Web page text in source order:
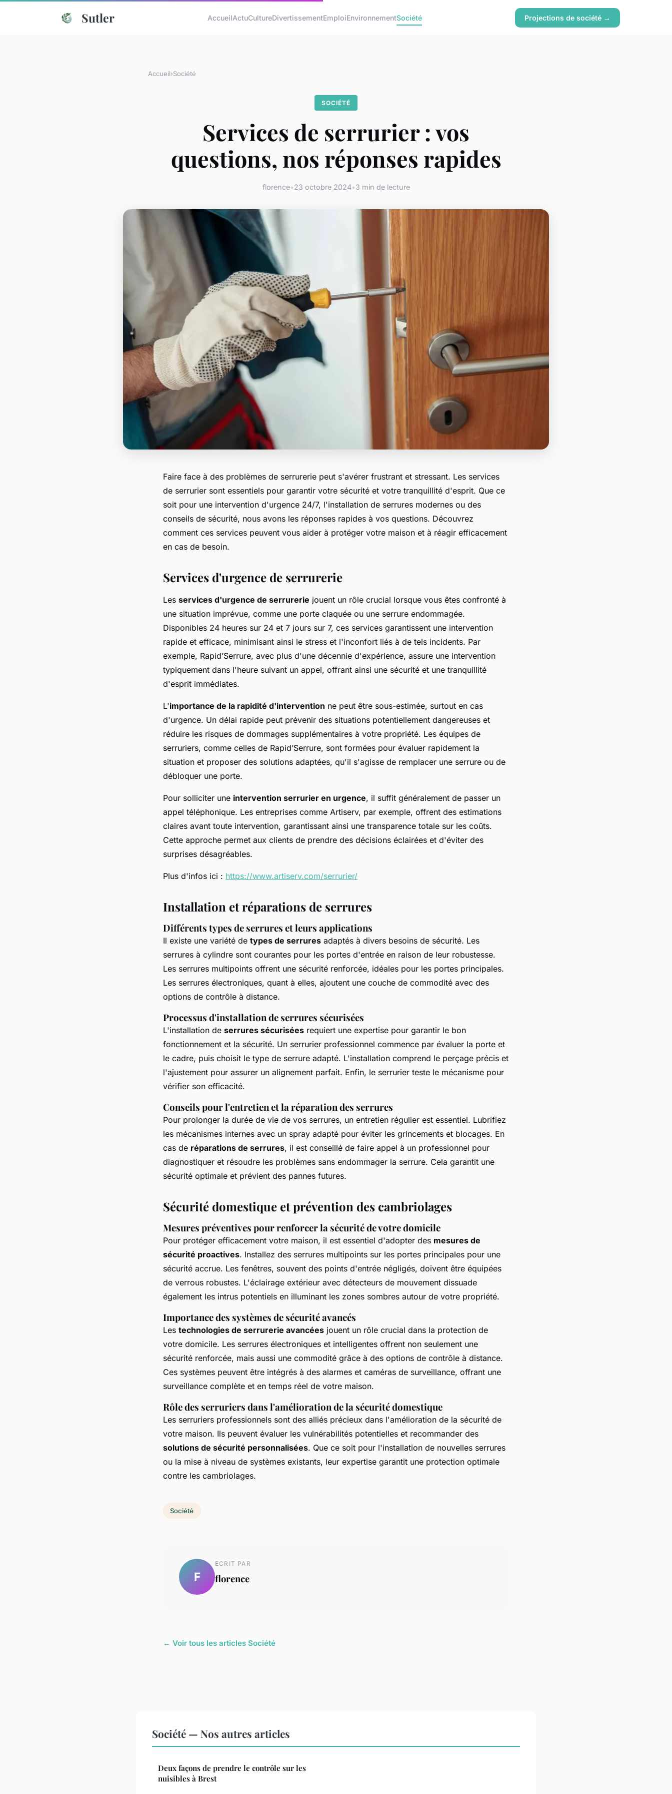
Sutler AccueilActuCultureDivertissementEmploiEnvironnementSociété Projections de société →
Accueil›Société
SOCIÉTÉ
Services de serrurier : vos
questions, nos réponses rapides
florence•23 octobre 2024•3 min de lecture
Faire face à des problèmes de serrurerie peut s'avérer frustrant et stressant. Les services
de serrurier sont essentiels pour garantir votre sécurité et votre tranquillité d'esprit. Que ce
soit pour une intervention d'urgence 24/7, l'installation de serrures modernes ou des
conseils de sécurité, nous avons les réponses rapides à vos questions. Découvrez
comment ces services peuvent vous aider à protéger votre maison et à réagir efficacement
en cas de besoin.
Services d'urgence de serrurerie
Les services d'urgence de serrurerie jouent un rôle crucial lorsque vous êtes confronté à
une situation imprévue, comme une porte claquée ou une serrure endommagée.
Disponibles 24 heures sur 24 et 7 jours sur 7, ces services garantissent une intervention
rapide et efficace, minimisant ainsi le stress et l'inconfort liés à de tels incidents. Par
exemple, Rapid’Serrure, avec plus d'une décennie d'expérience, assure une intervention
typiquement dans l'heure suivant un appel, offrant ainsi une sécurité et une tranquillité
d'esprit immédiates.
L'importance de la rapidité d'intervention ne peut être sous-estimée, surtout en cas
d'urgence. Un délai rapide peut prévenir des situations potentiellement dangereuses et
réduire les risques de dommages supplémentaires à votre propriété. Les équipes de
serruriers, comme celles de Rapid’Serrure, sont formées pour évaluer rapidement la
situation et proposer des solutions adaptées, qu'il s'agisse de remplacer une serrure ou de
débloquer une porte.
Pour solliciter une intervention serrurier en urgence, il suffit généralement de passer un
appel téléphonique. Les entreprises comme Artiserv, par exemple, offrent des estimations
claires avant toute intervention, garantissant ainsi une transparence totale sur les coûts.
Cette approche permet aux clients de prendre des décisions éclairées et d'éviter des
surprises désagréables.
Plus d'infos ici : https://www.artiserv.com/serrurier/
Installation et réparations de serrures
Différents types de serrures et leurs applications
Il existe une variété de types de serrures adaptés à divers besoins de sécurité. Les
serrures à cylindre sont courantes pour les portes d'entrée en raison de leur robustesse.
Les serrures multipoints offrent une sécurité renforcée, idéales pour les portes principales.
Les serrures électroniques, quant à elles, ajoutent une couche de commodité avec des
options de contrôle à distance.
Processus d'installation de serrures sécurisées
L'installation de serrures sécurisées requiert une expertise pour garantir le bon
fonctionnement et la sécurité. Un serrurier professionnel commence par évaluer la porte et
le cadre, puis choisit le type de serrure adapté. L'installation comprend le perçage précis et
l'ajustement pour assurer un alignement parfait. Enfin, le serrurier teste le mécanisme pour
vérifier son efficacité.
Conseils pour l'entretien et la réparation des serrures
Pour prolonger la durée de vie de vos serrures, un entretien régulier est essentiel. Lubrifiez
les mécanismes internes avec un spray adapté pour éviter les grincements et blocages. En
cas de réparations de serrures, il est conseillé de faire appel à un professionnel pour
diagnostiquer et résoudre les problèmes sans endommager la serrure. Cela garantit une
sécurité optimale et prévient des pannes futures.
Sécurité domestique et prévention des cambriolages
Mesures préventives pour renforcer la sécurité de votre domicile
Pour protéger efficacement votre maison, il est essentiel d'adopter des mesures de
sécurité proactives. Installez des serrures multipoints sur les portes principales pour une
sécurité accrue. Les fenêtres, souvent des points d'entrée négligés, doivent être équipées
de verrous robustes. L'éclairage extérieur avec détecteurs de mouvement dissuade
également les intrus potentiels en illuminant les zones sombres autour de votre propriété.
Importance des systèmes de sécurité avancés
Les technologies de serrurerie avancées jouent un rôle crucial dans la protection de
votre domicile. Les serrures électroniques et intelligentes offrent non seulement une
sécurité renforcée, mais aussi une commodité grâce à des options de contrôle à distance.
Ces systèmes peuvent être intégrés à des alarmes et caméras de surveillance, offrant une
surveillance complète et en temps réel de votre maison.
Rôle des serruriers dans l'amélioration de la sécurité domestique
Les serruriers professionnels sont des alliés précieux dans l'amélioration de la sécurité de
votre maison. Ils peuvent évaluer les vulnérabilités potentielles et recommander des
solutions de sécurité personnalisées. Que ce soit pour l'installation de nouvelles serrures
ou la mise à niveau de systèmes existants, leur expertise garantit une protection optimale
contre les cambriolages.
Société
F
ECRIT PAR
florence
← Voir tous les articles Société
Société — Nos autres articles
Deux façons de prendre le contrôle sur les
nuisibles à Brest